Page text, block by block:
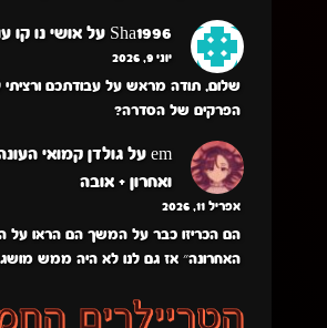
Sha1996 עלאושי נו קו עונה
יוני 9, 2026
שלום, תודה מראש על עבודתכם ורציתי
הפרקים של הסדרה?
em על
ואחרון + אובה
אפריל 11, 2026
הם הכריזו כבר על המשך הם הראו על
האחרונה״ אז גם לנו לא היה ממש